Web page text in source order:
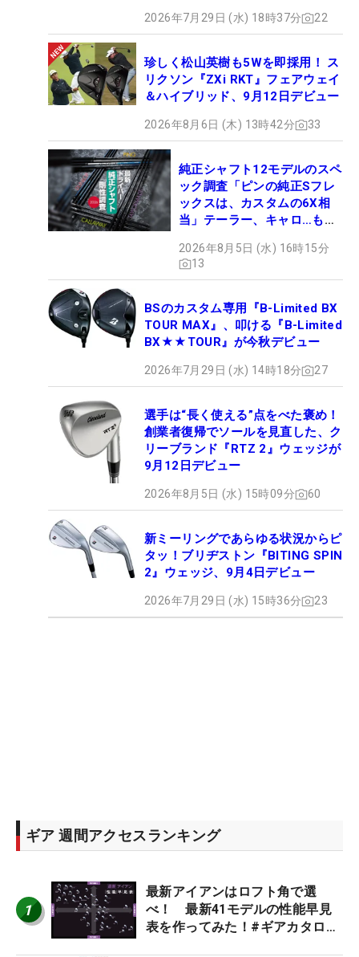
2026年7月29日 (水) 18時37分 22
珍しく松山英樹も5Wを即採用！ ス
リクソン『ZXi RKT』フェアウェイ
＆ハイブリッド、9月12日デビュー
2026年8月6日 (木) 13時42分 33
純正シャフト12モデルのスペ
ック調査「ピンの純正Sフレ
ックスは、カスタムの6X相
当」テーラー、キャロ…もチ
2026年8月5日 (水) 16時15分
13
BSのカスタム専用『B-Limited BX
TOUR MAX』、叩ける『B-Limited
BX★★TOUR』が今秋デビュー
2026年7月29日 (水) 14時18分 27
選手は“長く使える”点をべた褒め！
創業者復帰でソールを見直した、ク
リーブランド『RTZ 2』ウェッジが
9月12日デビュー
2026年8月5日 (水) 15時09分 60
新ミーリングであらゆる状況からピ
タッ！ブリヂストン『BITING SPIN
2』ウェッジ、9月4日デビュー
2026年7月29日 (水) 15時36分 23
ギア 週間アクセスランキング
1
最新アイアンはロフト角で選
べ！ 最新41モデルの性能早見
表を作ってみた！#ギアカタログ